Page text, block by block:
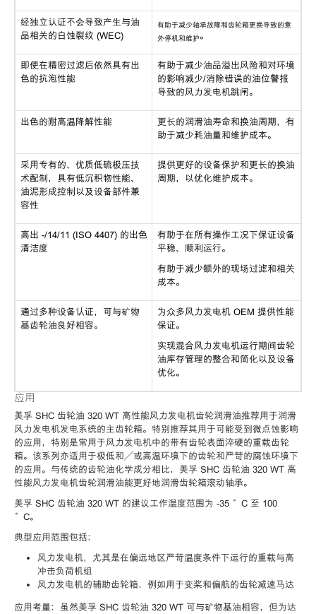
经独立认证不会导致产生与油
品相关的白蚀裂纹 (WEC)
有助于减少轴承故障和齿轮箱更换导致的意
外停机和维护。
即使在精密过滤后依然具有出
色的抗泡性能
有助于减少油品溢出风险和对环境
的影响减少/消除错误的油位警报
导致的风力发电机跳闸。
出色的耐高温降解性能
更长的润滑油寿命和换油周期，有
助于减少耗油量和维护成本。
采用专有的、优质低硫极压技
术配制，具有低沉积物性能、
油泥形成控制以及设备部件兼
容性
提供更好的设备保护和更长的换油
周期，以优化维护成本。
高出 -/14/11 (ISO 4407) 的出色
清洁度
有助于在所有操作工况下保证设备
平稳、顺利运行。
有助于减少额外的现场过滤和相关
成本。
通过多种设备认证，可与矿物
基齿轮油良好相容。
为众多风力发电机 OEM 提供性能
保证。
实现混合风力发电机运行期间齿轮
油库存管理的整合和简化以及设备
优化。
应用
美孚 SHC 齿轮油 320 WT 高性能风力发电机齿轮润滑油推荐用于润滑
风力发电机发电系统的主齿轮箱。特别推荐其用于可能受到微点蚀影响
的应用，特别是常用于风力发电机中的带有齿轮表面淬硬的重载齿轮
箱。该系列亦适用于极低和／或高温环境下的齿轮和严苛的腐蚀环境下
的应用。与传统的齿轮油化学成分相比，美孚 SHC 齿轮油 320 WT 高
性能风力发电机齿轮润滑油能更好地润滑齿轮箱滚动轴承。
美孚 SHC 齿轮油 320 WT 的建议工作温度范围为 -35 °C 至 100
°C。
典型应用范围包括：
风力发电机，尤其是在偏远地区严苛温度条件下运行的重载与高
冲击负荷机组
风力发电机的辅助齿轮箱，例如用于变桨和偏航的齿轮减速马达
应用考量：虽然美孚 SHC 齿轮油 320 WT 可与矿物基油相容，但为达